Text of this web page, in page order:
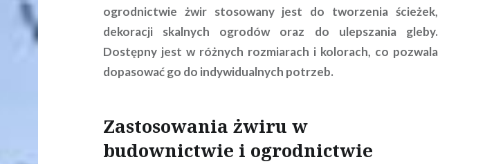
ogrodnictwie żwir stosowany jest do tworzenia ścieżek,
dekoracji skalnych ogrodów oraz do ulepszania gleby.
Dostępny jest w różnych rozmiarach i kolorach, co pozwala
dopasować go do indywidualnych potrzeb.
Zastosowania żwiru w
budownictwie i ogrodnictwie